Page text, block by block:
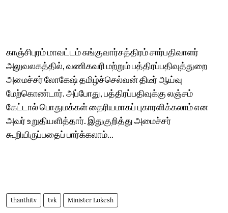
காஞ்சிபுரம் மாவட்டம் சுங்குவார்சத்திரம் சார்பதிவாளர்
அலுவலகத்தில், வணிகவரி மற்றும் பத்திரப்பதிவுத்துறை
அமைச்சர் லோகேஷ் தமிழ்ச்செல்வன் திடீர் ஆய்வு
மேற்கொண்டார். அப்போது, பத்திரப்பதிவுக்கு லஞ்சம்
கேட்டால் பொதுமக்கள் தைரியமாகப் புகாரளிக்கலாம் என
அவர் உறுதியளித்தார். இதுகுறித்து அமைச்சர்
கூறியிருப்பதைப் பார்க்கலாம்...
thanthitv tvk Minister Lokesh